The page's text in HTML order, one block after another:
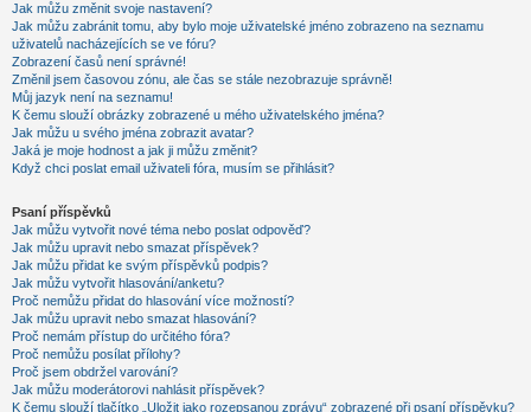
Jak můžu změnit svoje nastavení?
Jak můžu zabránit tomu, aby bylo moje uživatelské jméno zobrazeno na seznamu
uživatelů nacházejících se ve fóru?
Zobrazení časů není správné!
Změnil jsem časovou zónu, ale čas se stále nezobrazuje správně!
Můj jazyk není na seznamu!
K čemu slouží obrázky zobrazené u mého uživatelského jména?
Jak můžu u svého jména zobrazit avatar?
Jaká je moje hodnost a jak ji můžu změnit?
Když chci poslat email uživateli fóra, musím se přihlásit?
Psaní příspěvků
Jak můžu vytvořit nové téma nebo poslat odpověď?
Jak můžu upravit nebo smazat příspěvek?
Jak můžu přidat ke svým příspěvků podpis?
Jak můžu vytvořit hlasování/anketu?
Proč nemůžu přidat do hlasování více možností?
Jak můžu upravit nebo smazat hlasování?
Proč nemám přístup do určitého fóra?
Proč nemůžu posílat přílohy?
Proč jsem obdržel varování?
Jak můžu moderátorovi nahlásit příspěvek?
K čemu slouží tlačítko „Uložit jako rozepsanou zprávu“ zobrazené při psaní příspěvku?